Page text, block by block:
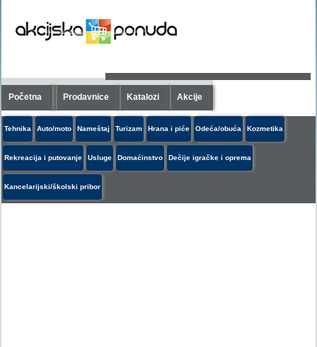
Početna Prodavnice Katalozi Akcije
Tehnika Auto/moto Nameštaj Turizam Hrana i piće Odeća/obuća Kozmetika
Rekreacija i putovanje Usluge Domaćinstvo Dečije igračke i oprema
Kancelarijski/školski pribor